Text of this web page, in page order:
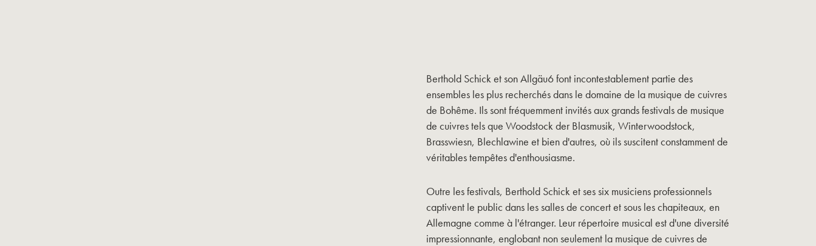
Berthold Schick et son Allgäu6 font incontestablement partie des
ensembles les plus recherchés dans le domaine de la musique de cuivres
de Bohême. Ils sont fréquemment invités aux grands festivals de musique
de cuivres tels que Woodstock der Blasmusik, Winterwoodstock,
Brasswiesn, Blechlawine et bien d'autres, où ils suscitent constamment de
véritables tempêtes d'enthousiasme.
Outre les festivals, Berthold Schick et ses six musiciens professionnels
captivent le public dans les salles de concert et sous les chapiteaux, en
Allemagne comme à l'étranger. Leur répertoire musical est d'une diversité
impressionnante, englobant non seulement la musique de cuivres de